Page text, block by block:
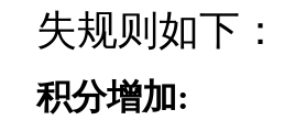
失规则如下：
积分增加: